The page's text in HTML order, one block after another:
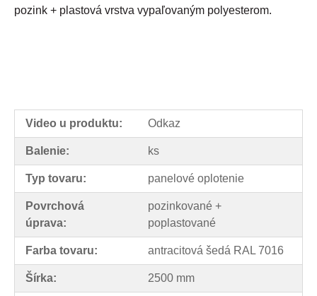
pozink + plastová vrstva vypaľovaným polyesterom.
Video u produktu: Odkaz
Balenie: ks
Typ tovaru: panelové oplotenie
Povrchová
úprava:
pozinkované +
poplastované
Farba tovaru: antracitová šedá RAL 7016
Šírka: 2500 mm